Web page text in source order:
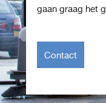
gaan graag het
Contact